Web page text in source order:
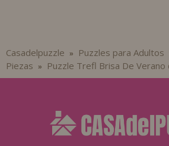
Casadelpuzzle » Puzzles para Adultos
Piezas » Puzzle Trefl Brisa De Verano